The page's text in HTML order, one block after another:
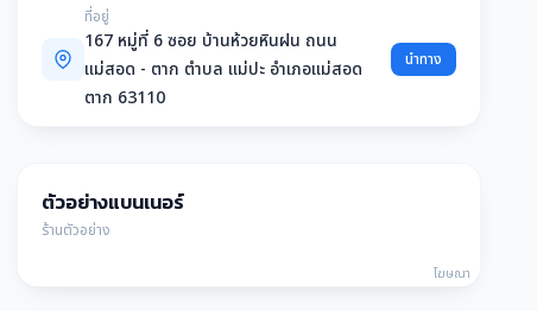
ที่อยู่
167 หมู่ที่ 6 ซอย บ้านห้วยหินฝน ถนน
แม่สอด - ตาก ตำบล แม่ปะ อำเภอแม่สอด
ตาก 63110
นำทาง
ตัวอย่างแบนเนอร์
ร้านตัวอย่าง
โฆษณา